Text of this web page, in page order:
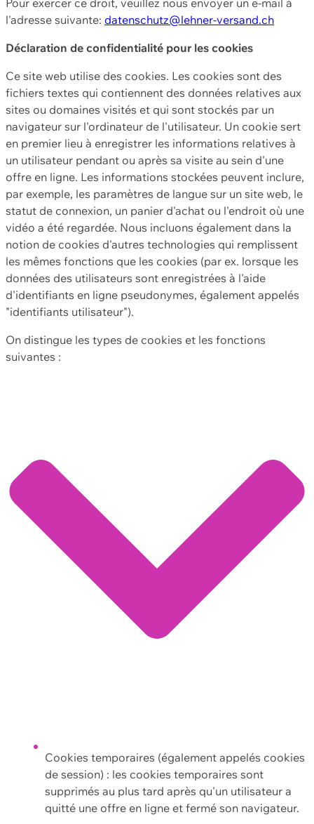
l'adresse suivante: datenschutz@lehner-versand.ch
Déclaration de confidentialité pour les cookies
Ce site web utilise des cookies. Les cookies sont des
fichiers textes qui contiennent des données relatives aux
sites ou domaines visités et qui sont stockés par un
navigateur sur l'ordinateur de l'utilisateur. Un cookie sert
en premier lieu à enregistrer les informations relatives à
un utilisateur pendant ou après sa visite au sein d'une
offre en ligne. Les informations stockées peuvent inclure,
par exemple, les paramètres de langue sur un site web, le
statut de connexion, un panier d'achat ou l'endroit où une
vidéo a été regardée. Nous incluons également dans la
notion de cookies d'autres technologies qui remplissent
les mêmes fonctions que les cookies (par ex. lorsque les
données des utilisateurs sont enregistrées à l'aide
d'identifiants en ligne pseudonymes, également appelés
"identifiants utilisateur").
On distingue les types de cookies et les fonctions
suivantes :
Cookies temporaires (également appelés cookies
de session) : les cookies temporaires sont
supprimés au plus tard après qu'un utilisateur a
quitté une offre en ligne et fermé son navigateur.